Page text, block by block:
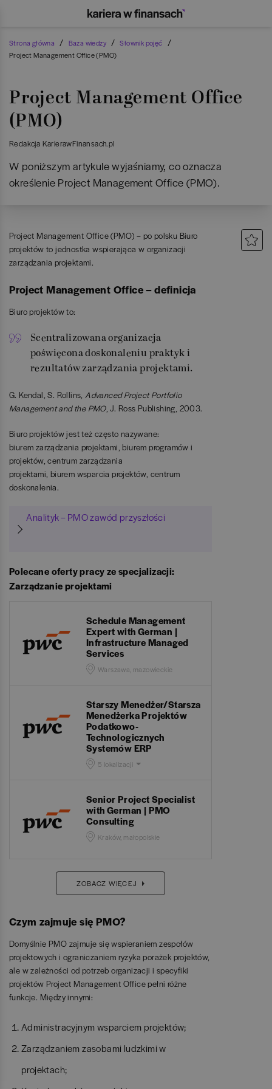
Strona główna / Baza wiedzy / Słownik pojęć /
Project Management Office (PMO)
Project Management Office
(PMO)
Redakcja KarierawFinansach.pl
W poniższym artykule wyjaśniamy, co oznacza
określenie Project Management Office (PMO).
Project Management Office (PMO) – po polsku Biuro
projektów to jednostka wspierająca w organizacji
zarządzania projektami.
Project Management Office – definicja
Biuro projektów to:
Scentralizowana organizacja
poświęcona doskonaleniu praktyk i
rezultatów zarządzania projektami.
G. Kendal, S. Rollins,Advanced Project Portfolio
Management and the PMO, J. Ross Publishing, 2003.
Biuro projektów jest też często nazywane:
biurem zarządzania projektami, biurem programów i
projektów, centrum zarządzania
projektami, biurem wsparcia projektów, centrum
doskonalenia.
Analityk – PMO zawód przyszłości
Polecane oferty pracy ze specjalizacji:
Zarządzanie projektami
Schedule Management
Expert with German |
Infrastructure Managed
Services
Warszawa, mazowieckie
Starszy Menedżer/Starsza
Menedżerka Projektów
Podatkowo-
Technologicznych
Systemów ERP
5 lokalizacji
Senior Project Specialist
with German | PMO
Consulting
Kraków, małopolskie
ZOBACZ WIĘCEJ
Czym zajmuje się PMO?
Domyślnie PMO zajmuje się wspieraniem zespołów
projektowych i ograniczaniem ryzyka porażek projektów,
ale w zależności od potrzeb organizacji i specyfiki
projektów Project Management Office pełni różne
funkcje. Między innymi:
Administracyjnym wsparciem projektów;
Zarządzaniem zasobami ludzkimi w
projektach;